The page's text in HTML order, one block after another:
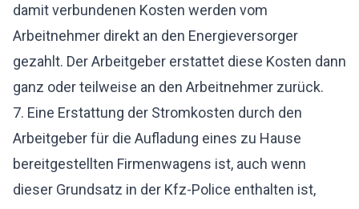
damit verbundenen Kosten werden vom
Arbeitnehmer direkt an den Energieversorger
gezahlt. Der Arbeitgeber erstattet diese Kosten dann
ganz oder teilweise an den Arbeitnehmer zurück.
7. Eine Erstattung der Stromkosten durch den
Arbeitgeber für die Aufladung eines zu Hause
bereitgestellten Firmenwagens ist, auch wenn
dieser Grundsatz in der Kfz-Police enthalten ist,